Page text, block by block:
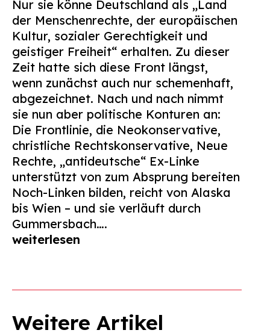
nach:
Nur sie könne Deutschland als „Land
der Menschenrechte, der europäischen
Kultur, sozialer Gerechtigkeit und
geistiger Freiheit“ erhalten. Zu dieser
Zeit hatte sich diese Front längst,
wenn zunächst auch nur schemenhaft,
abgezeichnet. Nach und nach nimmt
sie nun aber politische Konturen an:
Die Frontlinie, die Neokonservative,
christliche Rechtskonservative, Neue
Rechte, „antideutsche“ Ex-Linke
unterstützt von zum Absprung bereiten
Noch-Linken bilden, reicht von Alaska
bis Wien – und sie verläuft durch
Gummersbach….
weiterlesen
Weitere Artikel